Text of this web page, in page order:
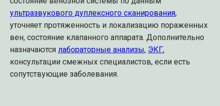
ультразвукового дуплексного сканирования,
уточняет протяженность и локализацию пораженных
вен, состояние клапанного аппарата. Дополнительно
назначаются лабораторные анализы, ЭКГ,
консультации смежных специалистов, если есть
сопутствующие заболевания.